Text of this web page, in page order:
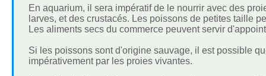
En aquarium, il sera impératif de le nourrir avec des
larves, et des crustacés. Les poissons de petites taille
Les aliments secs du commerce peuvent servir
Si les poissons sont d'origine sauvage, il est possible
impérativement par les proies vivantes.